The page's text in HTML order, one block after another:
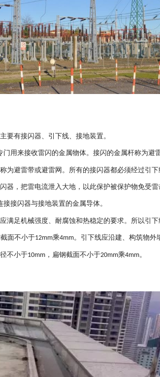
主要有接闪器、引下线、接地装置。
门用来接收雷闪的金属物体。接闪的金属杆称为避
为避雷带或避雷网。所有的接闪器都必须经过引
器，把雷电流泄入大地，以此保护被保护物免受雷
接闪器与接地装置的金属导体。
满足机械强度、耐腐蚀和热稳定的要求。所以引
截面不小于12mm乘4mm。引下线应沿建、构筑物外
不小于10mm ，扁钢截面不小于20mm乘4mm。